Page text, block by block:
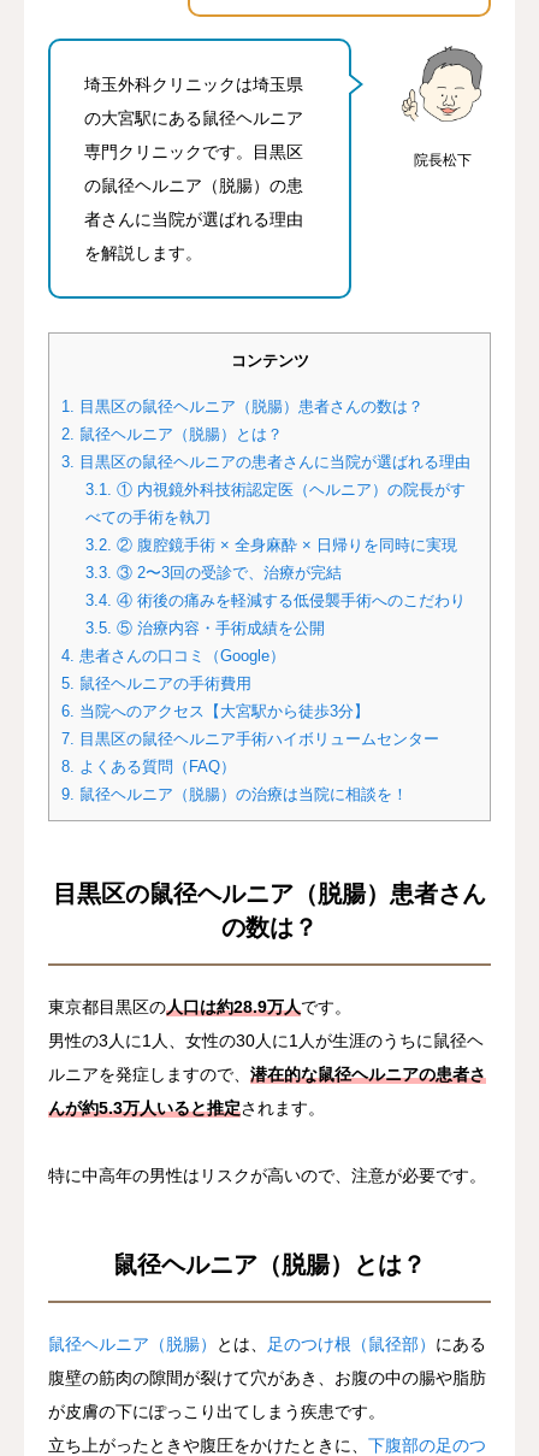
院長松下
埼玉外科クリニックは埼玉県
の大宮駅にある鼠径ヘルニア
専門クリニックです。目黒区
の鼠径ヘルニア（脱腸）の患
者さんに当院が選ばれる理由
を解説します。
コンテンツ
1. 目黒区の鼠径ヘルニア（脱腸）患者さんの数は？
2. 鼠径ヘルニア（脱腸）とは？
3. 目黒区の鼠径ヘルニアの患者さんに当院が選ばれる理由
3.1. ① 内視鏡外科技術認定医（ヘルニア）の院長がす
べての手術を執刀
3.2. ② 腹腔鏡手術 × 全身麻酔 × 日帰りを同時に実現
3.3. ③ 2〜3回の受診で、治療が完結
3.4. ④ 術後の痛みを軽減する低侵襲手術へのこだわり
3.5. ⑤ 治療内容・手術成績を公開
4. 患者さんの口コミ（Google）
5. 鼠径ヘルニアの手術費用
6. 当院へのアクセス【大宮駅から徒歩3分】
7. 目黒区の鼠径ヘルニア手術ハイボリュームセンター
8. よくある質問（FAQ）
9. 鼠径ヘルニア（脱腸）の治療は当院に相談を！
目黒区の鼠径ヘルニア（脱腸）患者さん
の数は？
東京都目黒区の人口は約28.9万人です。
男性の3人に1人、女性の30人に1人が生涯のうちに鼠径ヘ
ルニアを発症しますので、 潜在的な鼠径ヘルニアの患者さ
んが約5.3万人いると推定されます。
特に中高年の男性はリスクが高いので、注意が必要です。
鼠径ヘルニア（脱腸）とは？
鼠径ヘルニア（脱腸） とは、 足のつけ根（鼠径部） にある
腹壁の筋肉の隙間が裂けて穴があき、お腹の中の腸や脂肪
が皮膚の下にぽっこり出てしまう疾患です。
立ち上がったときや腹圧をかけたときに、 下腹部の足のつ